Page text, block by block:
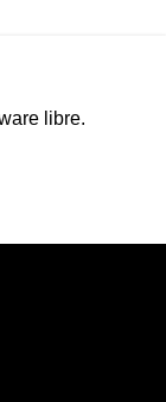
libre.